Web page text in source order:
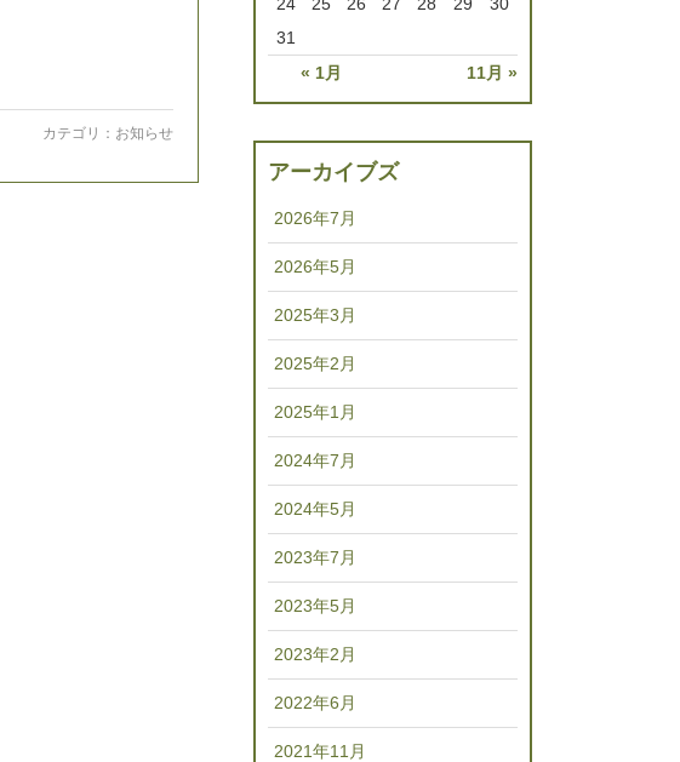
カテゴリ： お知らせ
« 1月 11月 »
31
アーカイブズ
2026年7月
2026年5月
2025年3月
2025年2月
2025年1月
2024年7月
2024年5月
2023年7月
2023年5月
2023年2月
2022年6月
2021年11月